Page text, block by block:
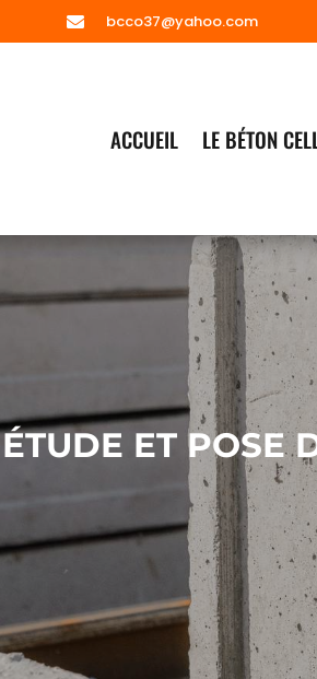
 bcco37@yahoo.com
ACCUEIL LE BÉTON
ÉTUDE ET POSE